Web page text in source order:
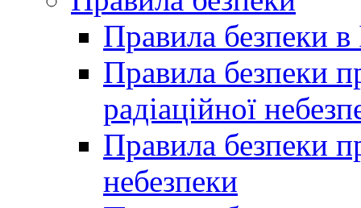
Правила безпеки в
Правила безпеки
радіаційної
Правила безпеки
небезпеки